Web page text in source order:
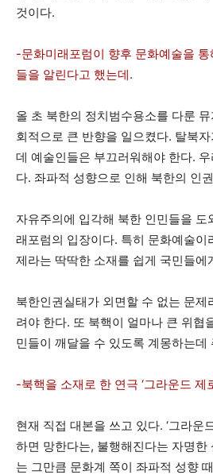
것이다.
-문화미래포럼이 향후 문화예술을
들을 알린다고 했는데.
올 초 북한의 정치범수용소를 다룬 뮤
회적으로 큰 반향을 일으켰다. 탈북
데 예술인들은 부끄러워해야 한다.
다. 좌파적 성향으로 인해 북한의 인
자유주의에 입각해 북한 인민들을 도
래포럼의 입장이다. 특히 문화예술이
제라는 딱딱한 소재를 쉽게 국민들에
북한인권실태가 외면할 수 없는 문
려야 한다. 또 북핵이 얼마나 큰 위협
민들이 깨달을 수 있도록 계몽하는데
-북핵을 소재로 한 연극 ‘그라운드 제
현재 직접 대본을 쓰고 있다. ‘그라운
하면 망한다는, 불행해진다는 자명한
는 그만큼 문화계 쪽이 좌파적 성향